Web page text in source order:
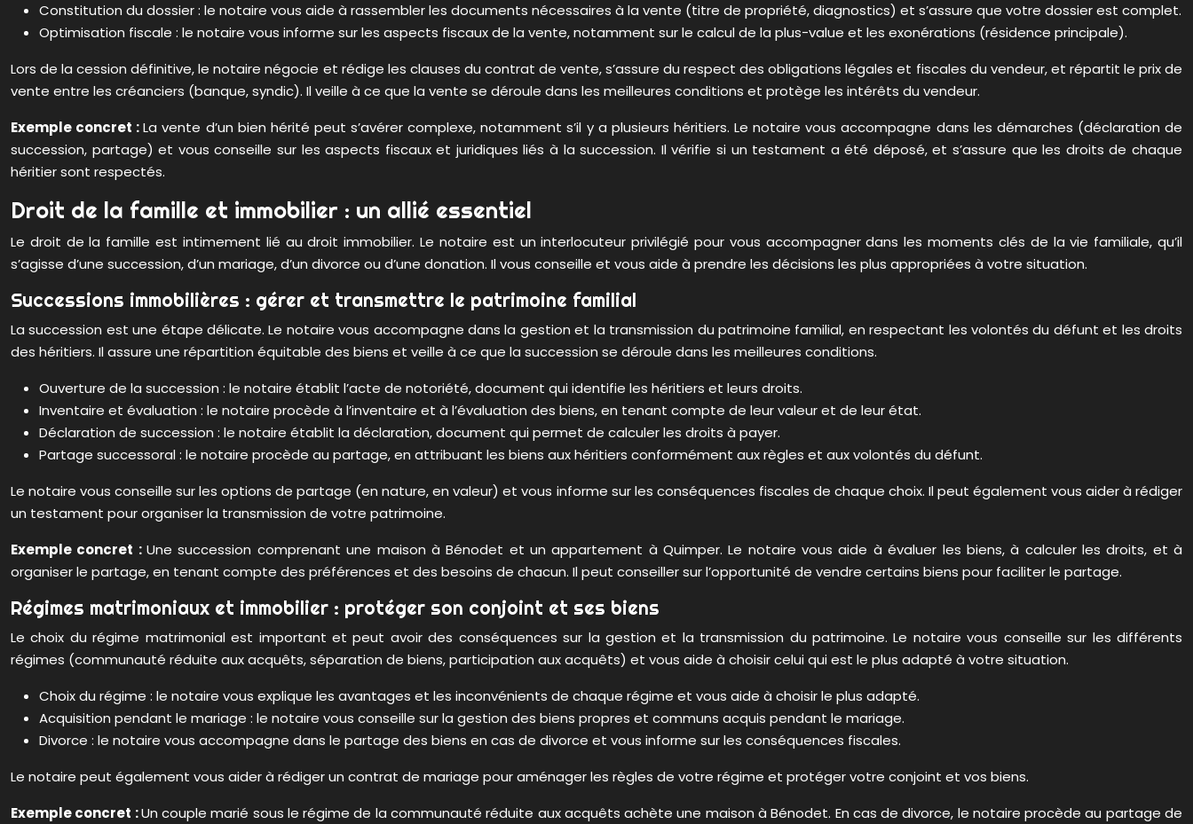
Constitution du dossier : le notaire vous aide à rassembler les documents nécessaires à la vente (titre de propriété, diagnostics) et s’assure que votre dossier est complet.
Optimisation fiscale : le notaire vous informe sur les aspects fiscaux de la vente, notamment sur le calcul de la plus-value et les exonérations (résidence principale).
Lors de la cession définitive, le notaire négocie et rédige les clauses du contrat de vente, s’assure du respect des obligations légales et fiscales du vendeur, et répartit le prix de
vente entre les créanciers (banque, syndic). Il veille à ce que la vente se déroule dans les meilleures conditions et protège les intérêts du vendeur.
Exemple concret :La vente d’un bien hérité peut s’avérer complexe, notamment s’il y a plusieurs héritiers. Le notaire vous accompagne dans les démarches (déclaration de
succession, partage) et vous conseille sur les aspects fiscaux et juridiques liés à la succession. Il vérifie si un testament a été déposé, et s’assure que les droits de chaque
héritier sont respectés.
Droit de la famille et immobilier : un allié essentiel
Le droit de la famille est intimement lié au droit immobilier. Le notaire est un interlocuteur privilégié pour vous accompagner dans les moments clés de la vie familiale, qu’il
s’agisse d’une succession, d’un mariage, d’un divorce ou d’une donation. Il vous conseille et vous aide à prendre les décisions les plus appropriées à votre situation.
Successions immobilières : gérer et transmettre le patrimoine familial
La succession est une étape délicate. Le notaire vous accompagne dans la gestion et la transmission du patrimoine familial, en respectant les volontés du défunt et les droits
des héritiers. Il assure une répartition équitable des biens et veille à ce que la succession se déroule dans les meilleures conditions.
Ouverture de la succession : le notaire établit l’acte de notoriété, document qui identifie les héritiers et leurs droits.
Inventaire et évaluation : le notaire procède à l’inventaire et à l’évaluation des biens, en tenant compte de leur valeur et de leur état.
Déclaration de succession : le notaire établit la déclaration, document qui permet de calculer les droits à payer.
Partage successoral : le notaire procède au partage, en attribuant les biens aux héritiers conformément aux règles et aux volontés du défunt.
Le notaire vous conseille sur les options de partage (en nature, en valeur) et vous informe sur les conséquences fiscales de chaque choix. Il peut également vous aider à rédiger
un testament pour organiser la transmission de votre patrimoine.
Exemple concret :Une succession comprenant une maison à Bénodet et un appartement à Quimper. Le notaire vous aide à évaluer les biens, à calculer les droits, et à
organiser le partage, en tenant compte des préférences et des besoins de chacun. Il peut conseiller sur l’opportunité de vendre certains biens pour faciliter le partage.
Régimes matrimoniaux et immobilier : protéger son conjoint et ses biens
Le choix du régime matrimonial est important et peut avoir des conséquences sur la gestion et la transmission du patrimoine. Le notaire vous conseille sur les différents
régimes (communauté réduite aux acquêts, séparation de biens, participation aux acquêts) et vous aide à choisir celui qui est le plus adapté à votre situation.
Choix du régime : le notaire vous explique les avantages et les inconvénients de chaque régime et vous aide à choisir le plus adapté.
Acquisition pendant le mariage : le notaire vous conseille sur la gestion des biens propres et communs acquis pendant le mariage.
Divorce : le notaire vous accompagne dans le partage des biens en cas de divorce et vous informe sur les conséquences fiscales.
Le notaire peut également vous aider à rédiger un contrat de mariage pour aménager les règles de votre régime et protéger votre conjoint et vos biens.
Exemple concret :Un couple marié sous le régime de la communauté réduite aux acquêts achète une maison à Bénodet. En cas de divorce, le notaire procède au partage de